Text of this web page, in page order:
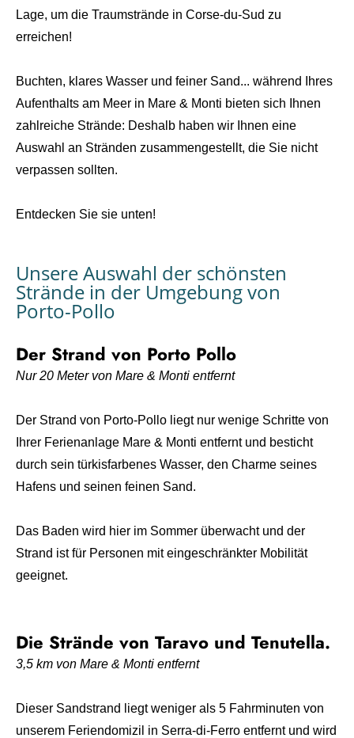
Lage, um die Traumstrände in Corse-du-Sud zu
erreichen!
Buchten, klares Wasser und feiner Sand... während Ihres
Aufenthalts am Meer in Mare & Monti bieten sich Ihnen
zahlreiche Strände: Deshalb haben wir Ihnen eine
Auswahl an Stränden zusammengestellt, die Sie nicht
verpassen sollten.
Entdecken Sie sie unten!
Unsere Auswahl der schönsten
Strände in der Umgebung von
Porto-Pollo
Der Strand von Porto Pollo
Nur 20 Meter von Mare & Monti entfernt
Der Strand von Porto-Pollo liegt nur wenige Schritte von
Ihrer Ferienanlage Mare & Monti entfernt und besticht
durch sein türkisfarbenes Wasser, den Charme seines
Hafens und seinen feinen Sand.
Das Baden wird hier im Sommer überwacht und der
Strand ist für Personen mit eingeschränkter Mobilität
geeignet.
Die Strände von Taravo und Tenutella.
3,5 km von Mare & Monti entfernt
Dieser Sandstrand liegt weniger als 5 Fahrminuten von
unserem Feriendomizil in Serra-di-Ferro entfernt und wird